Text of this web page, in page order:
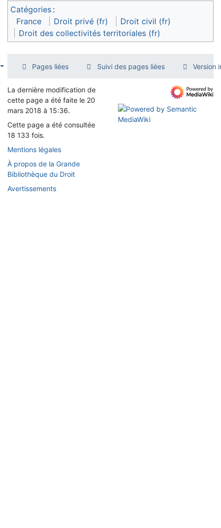
Catégories :
France
Droit privé (fr)
Droit civil (fr)
Droit des collectivités territoriales (fr)
Pages liées Suivi des pages liées Version
La dernière modification de
cette page a été faite le 20
mars 2018 à 15:36.
Cette page a été consultée
18 133 fois.
Mentions légales
À propos de la Grande
Bibliothèque du Droit
Avertissements